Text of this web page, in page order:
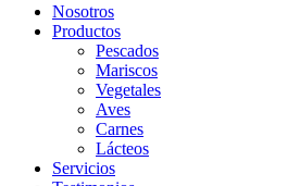
Nosotros
Productos
Pescados
Mariscos
Vegetales
Aves
Carnes
Lácteos
Servicios